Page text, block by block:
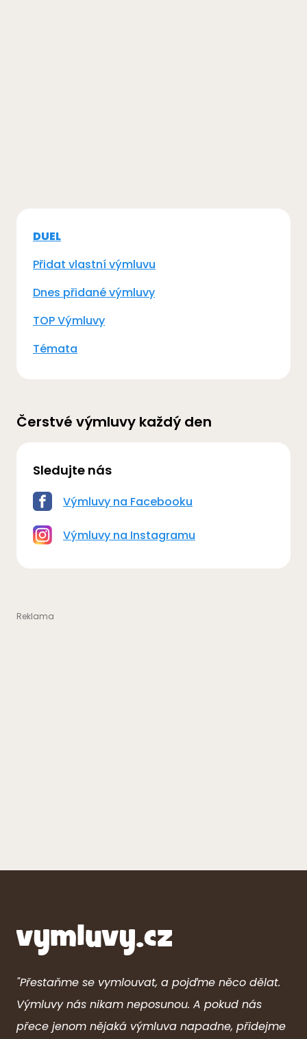
DUEL
Přidat vlastní výmluvu
Dnes přidané výmluvy
TOP Výmluvy
Témata
Čerstvé výmluvy každý den
Sledujte nás
Výmluvy na Facebooku
Výmluvy na Instagramu
"Přestaňme se vymlouvat, a pojďme něco dělat.
Výmluvy nás nikam neposunou. A pokud nás
přece jenom nějaká výmluva napadne, přidejme